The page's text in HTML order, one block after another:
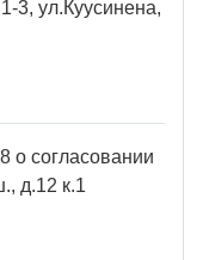
3, ул.Куусинена,
о согласовании
д.12 к.1